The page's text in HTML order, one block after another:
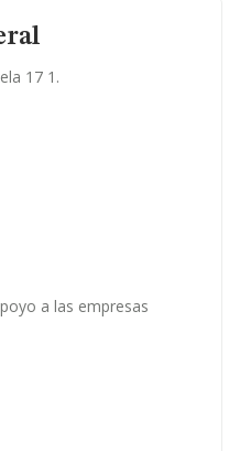
17 1.
a las empresas
complementaria.